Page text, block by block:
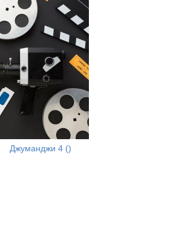
Ночь в музее (2006)
Джуманджи 4 ()